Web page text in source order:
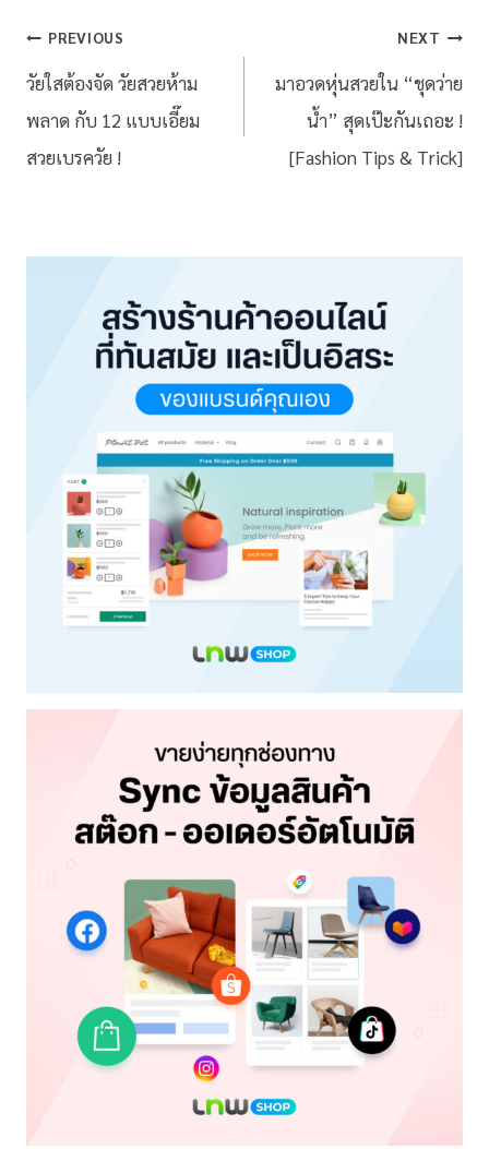
PREVIOUS
วัยใสต้องจัด วัยสวยห้าม
พลาด กับ 12 แบบเอี๊ยม
สวยเบรควัย !
NEXT
มาอวดหุ่นสวยใน “ชุดว่าย
น้ำ” สุดเป๊ะกันเถอะ !
[Fashion Tips & Trick]